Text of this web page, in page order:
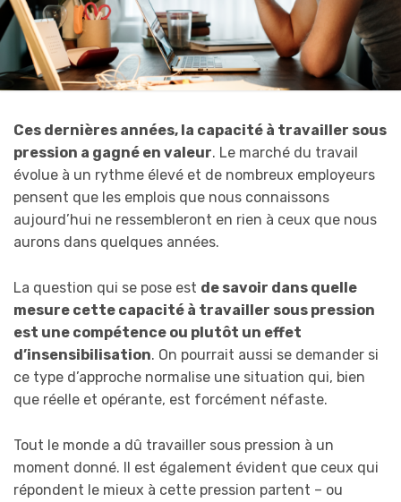
Ces dernières années, la capacité à travailler sous
pression a gagné en valeur. Le marché du travail
évolue à un rythme élevé et de nombreux employeurs
pensent que les emplois que nous connaissons
aujourd’hui ne ressembleront en rien à ceux que nous
aurons dans quelques années.
La question qui se pose est de savoir dans quelle
mesure cette capacité à travailler sous pression
est une compétence ou plutôt un effet
d’insensibilisation. On pourrait aussi se demander si
ce type d’approche normalise une situation qui, bien
que réelle et opérante, est forcément néfaste.
Tout le monde a dû travailler sous pression à un
moment donné. Il est également évident que ceux qui
répondent le mieux à cette pression partent – ou